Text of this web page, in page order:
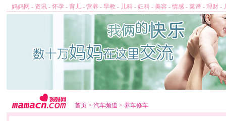
妈妈网 - 资讯 - 怀孕 - 育儿 - 营养 - 早教 - 儿科 - 妇科 - 美容 - 情感 - 菜谱 - 理财 -
首页 > 汽车频道 > 养车修车